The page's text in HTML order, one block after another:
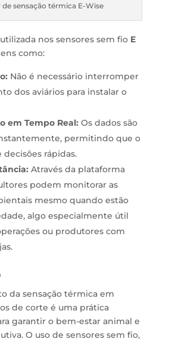
de sensação térmica E-Wise
nos sensores sem fio E
como:
Não é necessário interromper
dos aviários para instalar o
em Tempo Real: Os dados são
permitindo que o
rápidas.
Através da plataforma
podem monitorar as
mesmo quando estão
algo especialmente útil
ou produtores com
da sensação térmica em
de corte é uma prática
garantir o bem-estar animal e
O uso de sensores sem fio,